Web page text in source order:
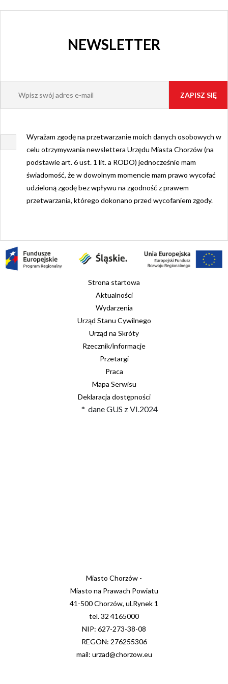
NEWSLETTER
Wyrażam zgodę na przetwarzanie moich danych osobowych w
celu otrzymywania newslettera Urzędu Miasta Chorzów (na
podstawie art. 6 ust. 1 lit. a RODO) jednocześnie mam
świadomość, że w dowolnym momencie mam prawo wycofać
udzieloną zgodę bez wpływu na zgodność z prawem
przetwarzania, którego dokonano przed wycofaniem zgody.
Strona startowa
Aktualności
Wydarzenia
Urząd Stanu Cywilnego
Urząd na Skróty
Rzecznik/informacje
Przetargi
Praca
Mapa Serwisu
Deklaracja dostępności
* dane GUS z VI.2024
Miasto Chorzów -
Miasto na Prawach Powiatu
41-500 Chorzów, ul.Rynek 1
tel. 32 4165000
NIP: 627-273-38-08
REGON: 276255306
mail: urzad@chorzow.eu